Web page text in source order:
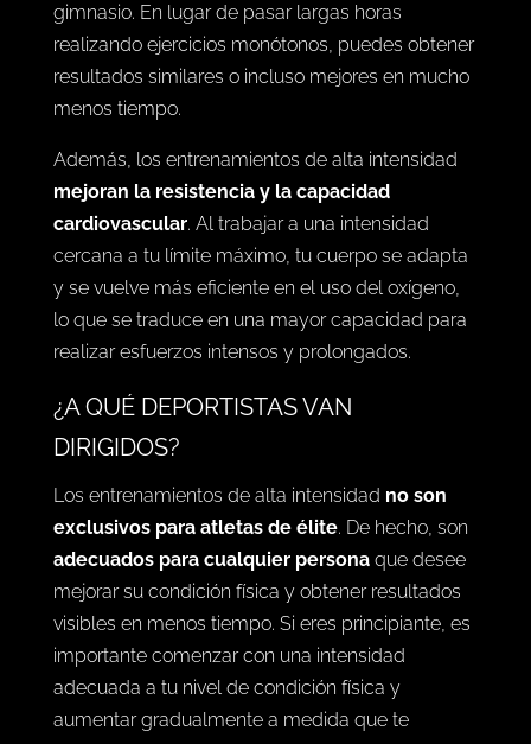
gimnasio. En lugar de pasar largas horas
realizando ejercicios monótonos, puedes obtener
resultados similares o incluso mejores en mucho
menos tiempo.
Además, los entrenamientos de alta intensidad
mejoran la resistencia y la capacidad
cardiovascular. Al trabajar a una intensidad
cercana a tu límite máximo, tu cuerpo se adapta
y se vuelve más eficiente en el uso del oxígeno,
lo que se traduce en una mayor capacidad para
realizar esfuerzos intensos y prolongados.
¿A QUÉ DEPORTISTAS VAN
DIRIGIDOS?
Los entrenamientos de alta intensidad no son
exclusivos para atletas de élite. De hecho, son
adecuados para cualquier personaque desee
mejorar su condición física y obtener resultados
visibles en menos tiempo. Si eres principiante, es
importante comenzar con una intensidad
adecuada a tu nivel de condición física y
aumentar gradualmente a medida que te